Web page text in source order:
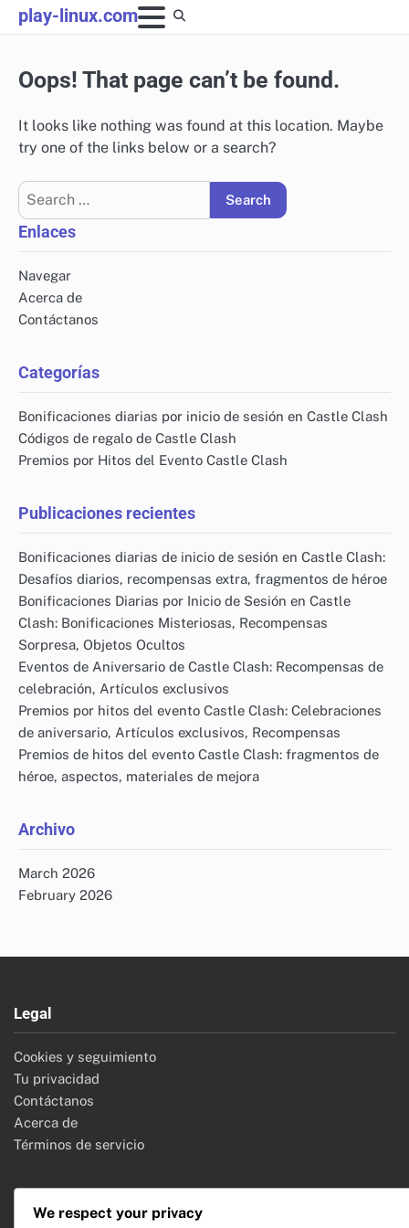
Skip
to
play-linux.com
Oops! That page can’t be found.
It looks like nothing was found at this location. Maybe
try one of the links below or a search?
Search
for:
Enlaces
Navegar
Acerca de
Contáctanos
Categorías
Bonificaciones diarias por inicio de sesión en Castle Clash
Códigos de regalo de Castle Clash
Premios por Hitos del Evento Castle Clash
Publicaciones recientes
Bonificaciones diarias de inicio de sesión en Castle Clash:
Desafíos diarios, recompensas extra, fragmentos de héroe
Bonificaciones Diarias por Inicio de Sesión en Castle
Clash: Bonificaciones Misteriosas, Recompensas
Sorpresa, Objetos Ocultos
Eventos de Aniversario de Castle Clash: Recompensas de
celebración, Artículos exclusivos
Premios por hitos del evento Castle Clash: Celebraciones
de aniversario, Artículos exclusivos, Recompensas
Premios de hitos del evento Castle Clash: fragmentos de
héroe, aspectos, materiales de mejora
Archivo
March 2026
February 2026
Legal
Cookies y seguimiento
Tu privacidad
Contáctanos
Acerca de
Términos de servicio
Buscar
We respect your privacy